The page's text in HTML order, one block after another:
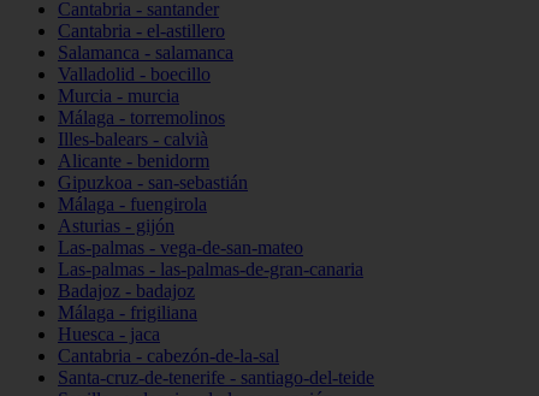
Cantabria - santander
Cantabria - el-astillero
Salamanca - salamanca
Valladolid - boecillo
Murcia - murcia
Málaga - torremolinos
Illes-balears - calvià
Alicante - benidorm
Gipuzkoa - san-sebastián
Málaga - fuengirola
Asturias - gijón
Las-palmas - vega-de-san-mateo
Las-palmas - las-palmas-de-gran-canaria
Badajoz - badajoz
Málaga - frigiliana
Huesca - jaca
Cantabria - cabezón-de-la-sal
Santa-cruz-de-tenerife - santiago-del-teide